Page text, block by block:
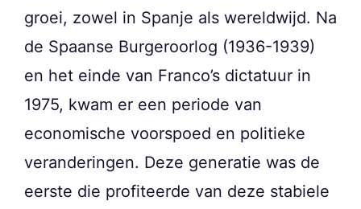
groei, zowel in Spanje als wereldwijd. Na
de Spaanse Burgeroorlog (1936-1939)
en het einde van Franco’s dictatuur in
1975, kwam er een periode van
economische voorspoed en politieke
veranderingen. Deze generatie was de
eerste die profiteerde van deze stabiele